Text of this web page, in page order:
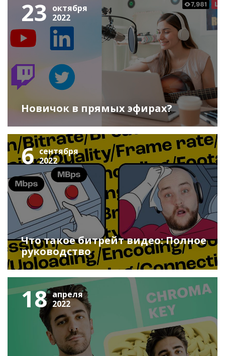
23 октября
2022
Новичок в прямых эфирах?
6 сентября
2022
Что такое битрейт видео: Полное
руководство
18 апреля
2022